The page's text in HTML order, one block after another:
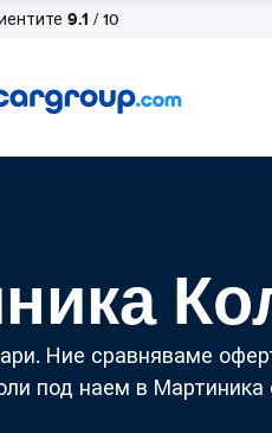
9.1 / 10
Ние сравняваме
под наем в Мартиника